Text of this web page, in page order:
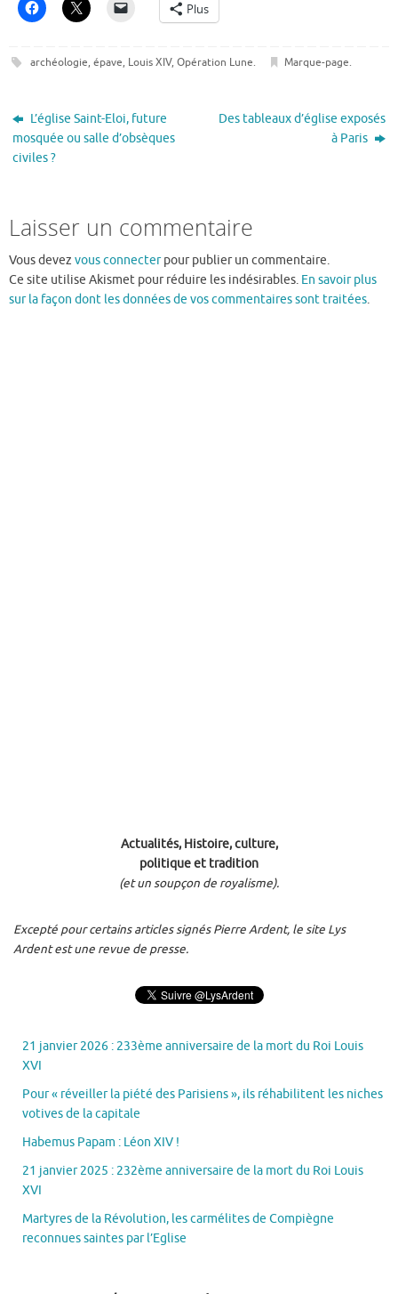
Plus
archéologie, épave, Louis XIV, Opération Lune. Marque-page.
L’église Saint-Eloi, future
mosquée ou salle d’obsèques
civiles ?
Des tableaux d’église exposés
à Paris
Laisser un commentaire
Vous devez vous connecterpour publier un commentaire.
Ce site utilise Akismet pour réduire les indésirables. En savoir plus
sur la façon dont les données de vos commentaires sont traitées.
Actualités, Histoire, culture,
politique et tradition
(et un soupçon de royalisme).
Excepté pour certains articles signés Pierre Ardent, le site Lys
Ardent est une revue de presse.
21 janvier 2026 : 233ème anniversaire de la mort du Roi Louis
XVI
Pour « réveiller la piété des Parisiens », ils réhabilitent les niches
votives de la capitale
Habemus Papam : Léon XIV !
21 janvier 2025 : 232ème anniversaire de la mort du Roi Louis
XVI
Martyres de la Révolution, les carmélites de Compiègne
reconnues saintes par l’Eglise